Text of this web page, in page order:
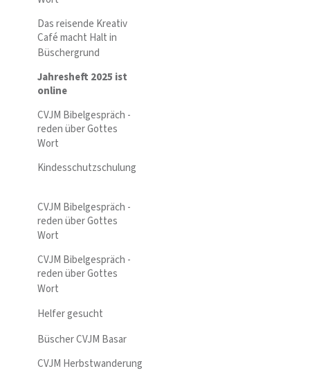
Das reisende Kreativ
Café macht Halt in
Büschergrund
Jahresheft 2025 ist
online
CVJM Bibelgespräch -
reden über Gottes
Wort
Kindesschutzschulung
CVJM Bibelgespräch -
reden über Gottes
Wort
CVJM Bibelgespräch -
reden über Gottes
Wort
Helfer gesucht
Büscher CVJM Basar
CVJM Herbstwanderung